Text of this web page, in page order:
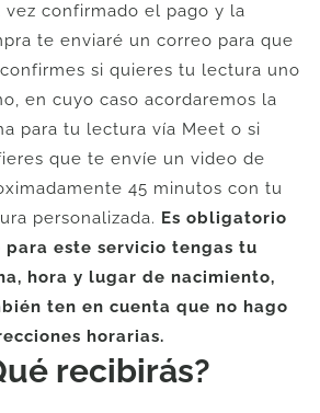
vez confirmado el pago y la
te enviaré un correo para que
si quieres tu lectura uno
en cuyo caso acordaremos la
para tu lectura vía Meet o si
que te envíe un video de
45 minutos con tu
personalizada. Es obligatorio
para este servicio tengas tu
hora y lugar de nacimiento,
ten en cuenta que no hago
horarias.
recibirás?